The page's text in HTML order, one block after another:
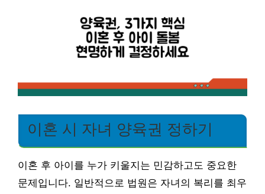
이혼 시 자녀 양육권 정하기
이혼 후 아이를 누가 키울지는 민감하고도 중요한
문제입니다. 일반적으로 법원은 자녀의 복리를 최우